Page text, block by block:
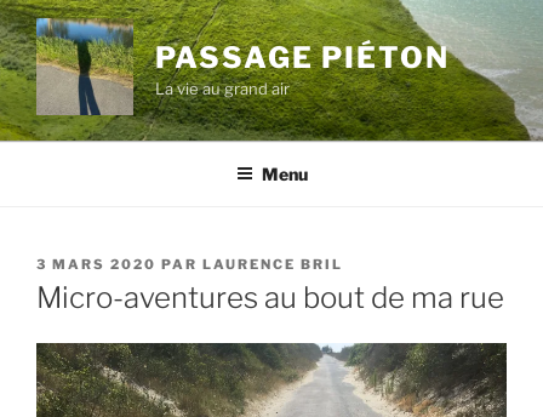
Aller
au
contenu
principal
PASSAGE PIÉTON
La vie au grand air
Menu
PUBLIÉ
LE
3 MARS 2020 PAR LAURENCE BRIL
Micro-aventures au bout de ma rue